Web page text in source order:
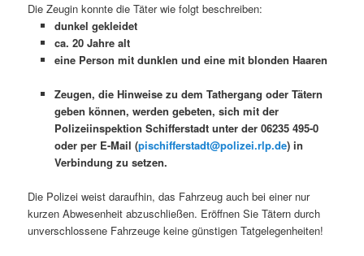
Die Zeugin konnte die Täter wie folgt beschreiben:
dunkel gekleidet
ca. 20 Jahre alt
eine Person mit dunklen und eine mit blonden Haaren
Zeugen, die Hinweise zu dem Tathergang oder Tätern
geben können, werden gebeten, sich mit der
Polizeiinspektion Schifferstadt unter der 06235 495-0
oder per E-Mail (pischifferstadt@polizei.rlp.de) in
Verbindung zu setzen.
Die Polizei weist daraufhin, das Fahrzeug auch bei einer nur
kurzen Abwesenheit abzuschließen. Eröffnen Sie Tätern durch
unverschlossene Fahrzeuge keine günstigen Tatgelegenheiten!